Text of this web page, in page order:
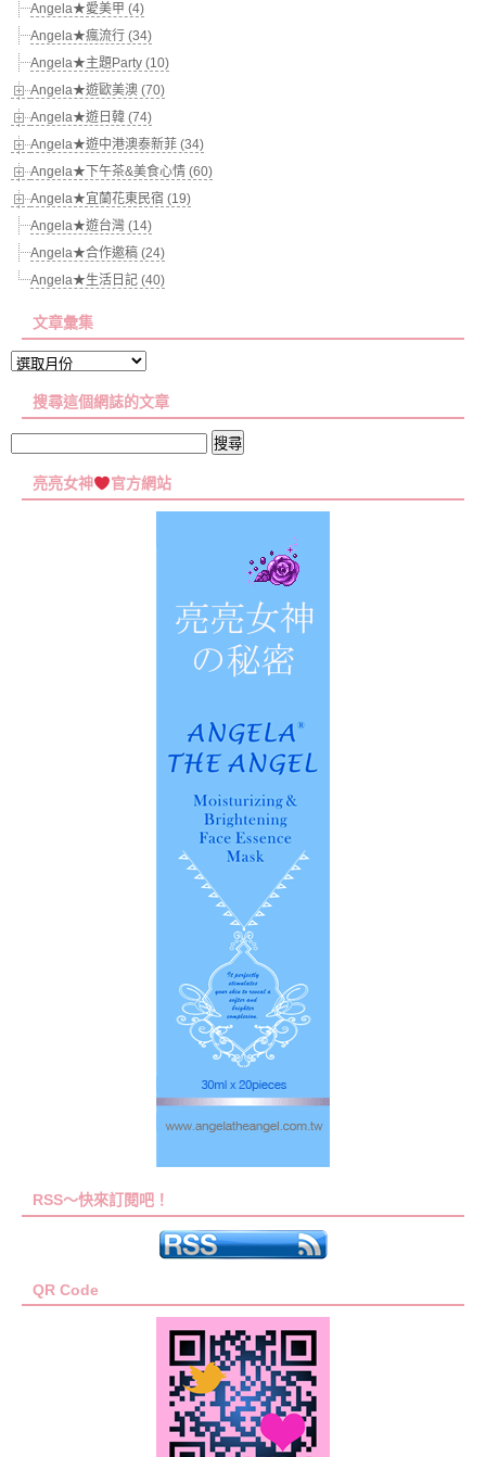
Angela★愛美甲 (4)
Angela★瘋流行 (34)
Angela★主題Party (10)
Angela★遊歐美澳 (70)
Angela★遊日韓 (74)
Angela★遊中港澳泰新菲 (34)
Angela★下午茶&美食心情 (60)
Angela★宜蘭花東民宿 (19)
Angela★遊台灣 (14)
Angela★合作邀稿 (24)
Angela★生活日記 (40)
文章彙集
文
彙
搜尋這個網誌的文章
關
亮亮女神 官方網站
RSS～快來訂閱吧！
QR Code